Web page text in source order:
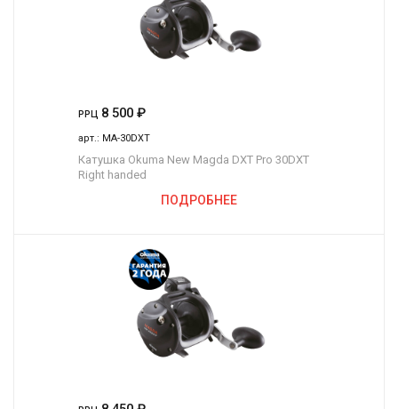
РРЦ 8 500 ₽
арт.: MA-30DXT
Катушка Okuma New Magda DXT Pro 30DXT
Right handed
ПОДРОБНЕЕ